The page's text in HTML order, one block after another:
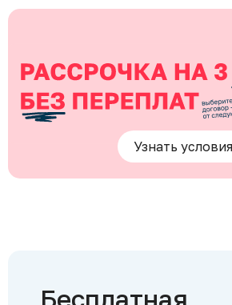
Узнать
Бесплатная